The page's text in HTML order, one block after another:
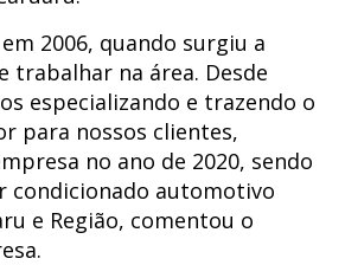
2006, quando surgiu a
trabalhar na área. Desde
especializando e trazendo o
para nossos clientes,
no ano de 2020, sendo
condicionado automotivo
e Região, comentou o